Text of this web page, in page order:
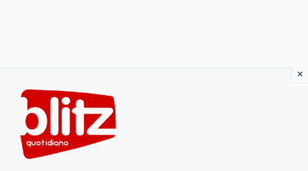
content
×